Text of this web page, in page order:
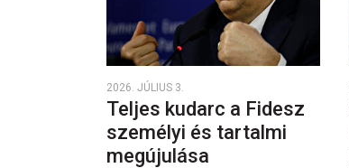
2026. JÚLIUS 3.
Teljes kudarc a Fidesz
személyi és tartalmi
megújulása